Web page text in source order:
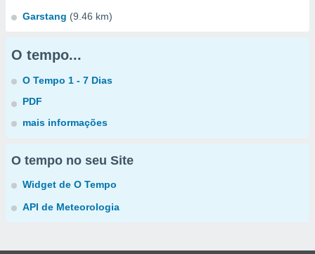
Garstang (9.46 km)
O tempo...
O Tempo 1 - 7 Dias
PDF
mais informações
O tempo no seu Site
Widget de O Tempo
API de Meteorologia